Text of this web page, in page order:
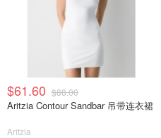
$61.60 $88.00
Aritzia Contour Sandbar 吊带连衣裙
Aritzia